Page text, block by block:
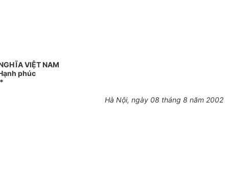
VIỆT NAM
phúc
Hà Nội, ngày 08 tháng 8 năm 2002